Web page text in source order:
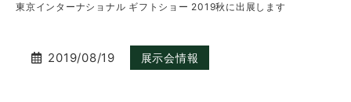
東京インターナショナル ギフトショー 2019秋に出展します
2019/08/19 展示会情報